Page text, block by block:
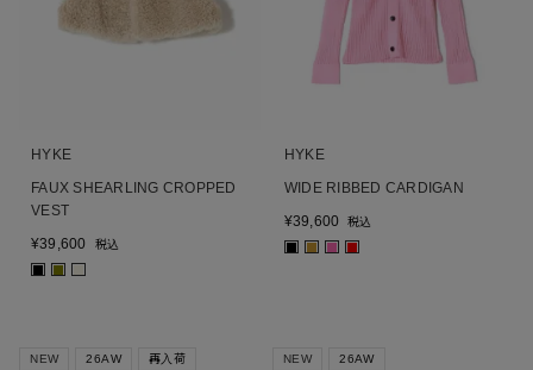
HYKE
FAUX SHEARLING CROPPED
VEST
¥39,600 税込
■ ■
HYKE
WIDE RIBBED CARDIGAN
¥39,600 税込
■ ■ ■ ■
NEW 26AW 再入荷 NEW 26AW